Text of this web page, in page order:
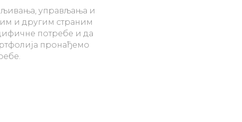
управљања и
и другим страним
потребе и да
пронађемо